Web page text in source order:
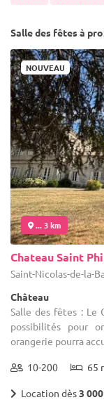
Salle des fêtes à
NOUVEAU
... 3 km
Chateau Saint
Saint-Nicolas-de-la-
Château
Salle des fêtes : Le
possibilités pour
orangerie pourra
10-200 65
Location dès3